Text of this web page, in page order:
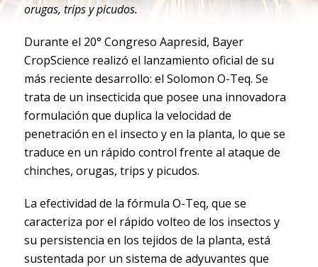
orugas, trips y picudos.
Durante el 20° Congreso Aapresid, Bayer
CropScience realizó el lanzamiento oficial de su
más reciente desarrollo: el Solomon O-Teq. Se
trata de un insecticida que posee una innovadora
formulación que duplica la velocidad de
penetración en el insecto y en la planta, lo que se
traduce en un rápido control frente al ataque de
chinches, orugas, trips y picudos.
La efectividad de la fórmula O-Teq, que se
caracteriza por el rápido volteo de los insectos y
su persistencia en los tejidos de la planta, está
sustentada por un sistema de adyuvantes que